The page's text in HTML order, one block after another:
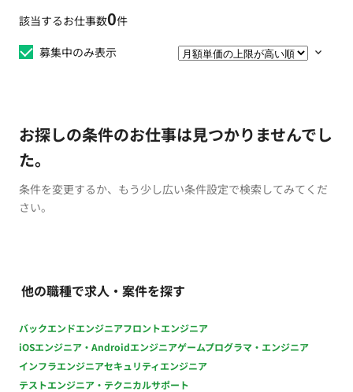
該当するお仕事数0件
募集中のみ表示
お探しの条件のお仕事は見つかりませんでし
た。
条件を変更するか、もう少し広い条件設定で検索してみてくだ
さい。
他の職種で求人・案件を探す
バックエンドエンジニアフロントエンジニア
iOSエンジニア・Androidエンジニアゲームプログラマ・エンジニア
インフラエンジニアセキュリティエンジニア
テストエンジニア・テクニカルサポート